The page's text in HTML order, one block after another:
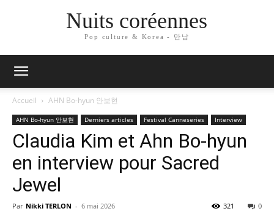
Nuits coréennes
Pop culture & Korea - 만남
Accueil AHN Bo-hyun 안보현
AHN Bo-hyun 안보현 Derniers articles Festival Canneseries Interview
Claudia Kim et Ahn Bo-hyun
en interview pour Sacred
Jewel
Par Nikki TERLON - 6 mai 2026 0
321